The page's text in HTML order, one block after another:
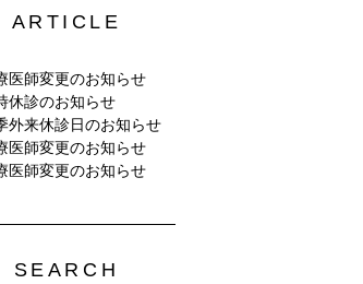
ARTICLE
医師変更のお知らせ
休診のお知らせ
外来休診日のお知らせ
医師変更のお知らせ
医師変更のお知らせ
SEARCH